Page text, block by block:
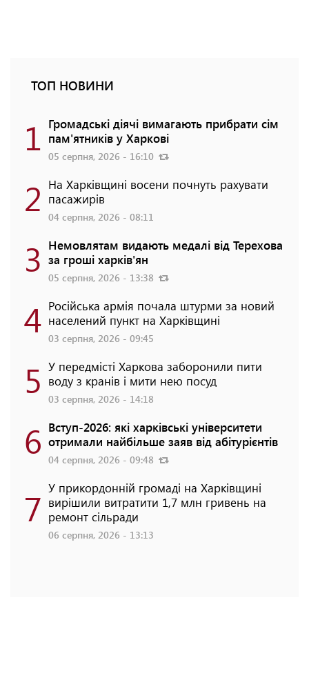
ТОП НОВИНИ
1 Громадські діячі вимагають прибрати сім
пам'ятників у Харкові
05 серпня, 2026 - 16:10
2 На Харківщині восени почнуть рахувати
пасажирів
04 серпня, 2026 - 08:11
3 Немовлятам видають медалі від Терехова
за гроші харків'ян
05 серпня, 2026 - 13:38
4 Російська армія почала штурми за новий
населений пункт на Харківщині
03 серпня, 2026 - 09:45
5 У передмісті Харкова заборонили пити
воду з кранів і мити нею посуд
03 серпня, 2026 - 14:18
6 Вступ-2026: які харківські університети
отримали найбільше заяв від абітурієнтів
04 серпня, 2026 - 09:48
7 У прикордонній громаді на Харківщині
вирішили витратити 1,7 млн гривень на
ремонт сільради
06 серпня, 2026 - 13:13